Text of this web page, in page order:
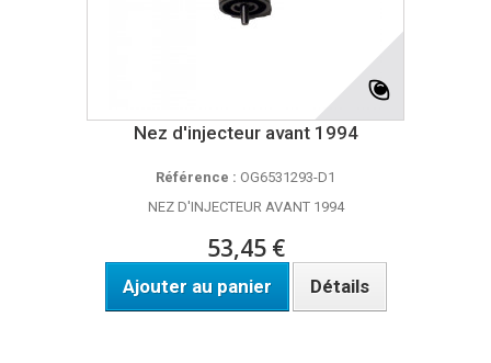
Nez d'injecteur avant 1994
Référence : OG6531293-D1
NEZ D'INJECTEUR AVANT 1994
53,45 €
Ajouter au panier Détails